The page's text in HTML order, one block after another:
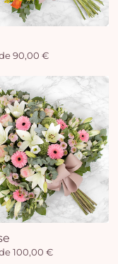
90,00 €
100,00 €